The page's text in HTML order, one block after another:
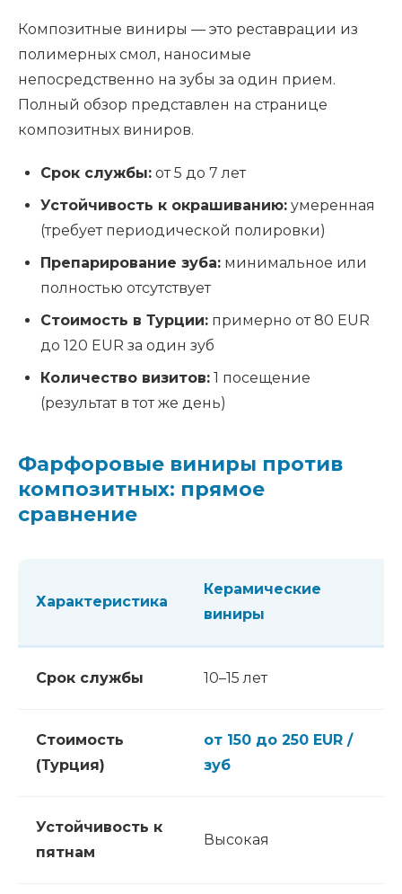
Композитные виниры — это реставрации из
полимерных смол, наносимые
непосредственно на зубы за один прием.
Полный обзор представлен на странице
композитных виниров.
Срок службы: от 5 до 7 лет
Устойчивость к окрашиванию: умеренная
(требует периодической полировки)
Препарирование зуба: минимальное или
полностью отсутствует
Стоимость в Турции: примерно от 80 EUR
до 120 EUR за один зуб
Количество визитов: 1 посещение
(результат в тот же день)
Фарфоровые виниры против
композитных: прямое
сравнение
Характеристика
Керамические
виниры
Срок службы 10–15 лет
Стоимость
(Турция)
от 150 до 250 EUR /
зуб
Устойчивость к
пятнам
Высокая